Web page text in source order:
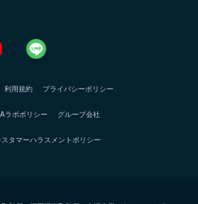
利用規約 プライバシーポリシー
ラボポリシー グループ会社
スタマーハラスメントポリシー